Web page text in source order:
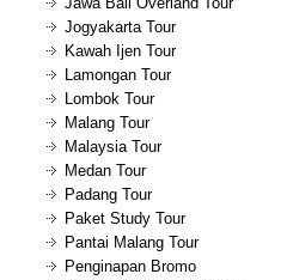
Jogyakarta Tour
Kawah Ijen Tour
Lamongan Tour
Lombok Tour
Malang Tour
Malaysia Tour
Medan Tour
Padang Tour
Paket Study Tour
Pantai Malang Tour
Penginapan Bromo